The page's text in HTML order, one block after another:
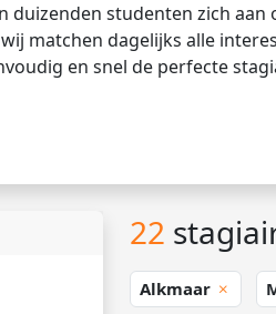
duizenden studenten zich aan
matchen dagelijks alle
en snel de perfecte
22
Alkmaar